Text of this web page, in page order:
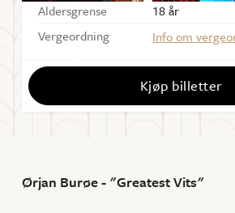
Aldersgrense
18 år
Vergeordning
Info om
Kjøp billetter
Ørjan Burøe - "Greatest Vits"